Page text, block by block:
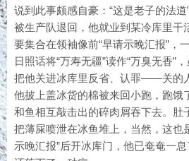
说到此事颇感自豪：“这是老子的法道”
被生产队退回，他就业到某冷库里干
要集合在领袖像前“早请示晚汇报”，
日照话将“万寿无疆”读作“万臭无香”
把他关进冰库里反省、认罪——关的
他披上盖冰货的棉被来回小跑，跑饿
和鱼相互敲击出的碎肉屑吞下去。肚
把薄屎喷泄在冰鱼堆上，当然，这也
示晚汇报”后开冰库门，他已奄奄一